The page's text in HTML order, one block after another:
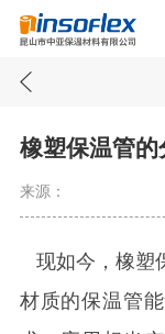
橡塑保温管的
来源：
现如今，橡塑
材质的保温管